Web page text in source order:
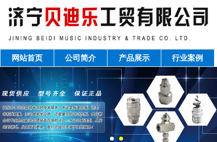
网站首页 公司简介 产品展示 行业案例